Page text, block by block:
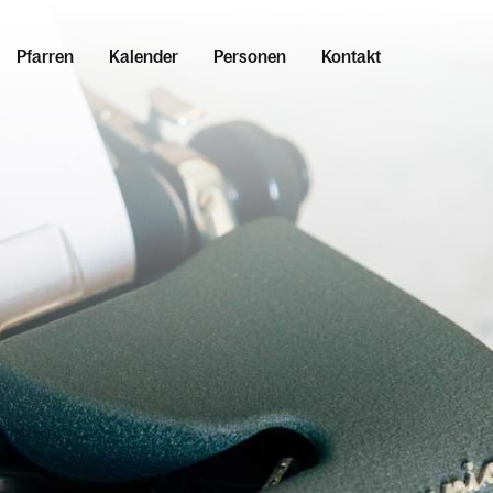
Pfarren Kalender Personen Kontakt